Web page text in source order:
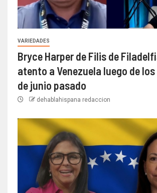
VARIEDADES
Bryce Harper de Filis de
atento a Venezuela luego de
de junio pasado
dehablahispana redaccion